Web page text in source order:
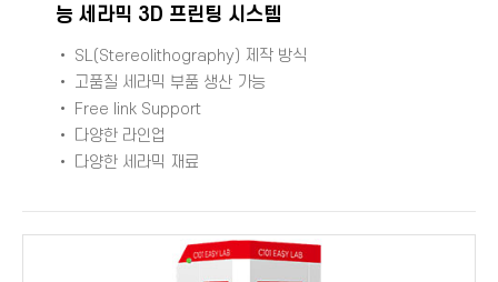
능 세라믹 3D 프린팅 시스템
• SL(Stereolithography) 제작 방식
• 고품질 세라믹 부품 생산 가능
•
Free link Support
• 다양한 라인업
• 다양한 세라믹 재료